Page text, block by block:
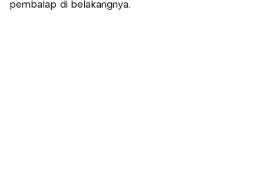
pembalap di belakangnya.